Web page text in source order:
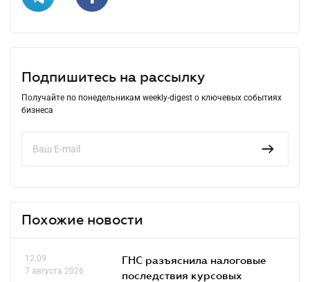
Подпишитесь на рассылку
Получайте по понедельникам weekly-digest о ключевых событиях
бизнеса
Похожие новости
12.09
7 августа 2026
ГНС разъяснила налоговые
последствия курсовых